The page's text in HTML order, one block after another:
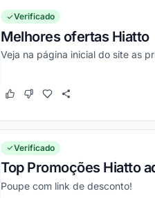
Verificado
Melhores ofertas Hiatto
Veja na página inicial do site as
Este cupom funcionou
Este cupom não funcionou
Verificado
Top Promoções Hiatto
Poupe com link de desconto!